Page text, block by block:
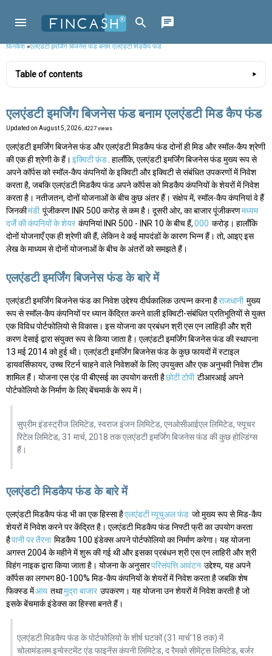
फिनकैश»एलएंडटी इमर्जिंग बिजनेस फंड बनाम एलएंडटी मिडकैप फंड
Table of contents
एलएंडटी इमर्जिंग बिजनेस फंड बनाम एलएंडटी मिड कैप फंड
Updated on August 5, 2026 , 4227 views
एलएंडटी इमर्जिंग बिजनेस फंड और एलएंडटी मिडकैप फंड दोनों ही मिड और स्मॉल-कैप श्रेणी
की एक ही श्रेणी के हैं। इक्विटी फ़ंड. हालाँकि, एलएंडटी इमर्जिंग बिजनेस फंड मुख्य रूप से
अपने कॉर्पस को स्मॉल-कैप कंपनियों के इक्विटी और इक्विटी से संबंधित उपकरणों में निवेश
करता है, जबकि एलएंडटी मिडकैप फंड अपने कॉर्पस को मिडकैप कंपनियों के शेयरों में निवेश
करता है। नतीजतन, दोनों योजनाओं के बीच कुछ अंतर हैं। संक्षेप में, स्मॉल-कैप कंपनियां वे हैं
जिनकीमंडी पूंजीकरण INR 500 करोड़ से कम है। दूसरी ओर, का बाजार पूंजीकरणमध्यम
दर्जे की कंपनियों के शेयर कंपनियां INR 500 - INR 10 के बीच हैं,000 करोड़। हालाँकि
दोनों योजनाएँ एक ही श्रेणी की हैं, लेकिन वे कई मापदंडों के कारण भिन्न हैं। तो, आइए इस
लेख के माध्यम से दोनों योजनाओं के बीच के अंतरों को समझते हैं।
एलएंडटी इमर्जिंग बिजनेस फंड के बारे में
एलएंडटी इमर्जिंग बिजनेस फंड का निवेश उद्देश्य दीर्घकालिक उत्पन्न करना हैराजधानी मुख्य
रूप से स्मॉल-कैप कंपनियों पर ध्यान केंद्रित करने वाली इक्विटी-संबंधित प्रतिभूतियों से युक्त
एक विविध पोर्टफोलियो से विकास। इस योजना का प्रबंधन श्री एस एन लाहिड़ी और श्री
करण देसाई द्वारा संयुक्त रूप से किया जाता है। एलएंडटी इमर्जिंग बिजनेस फंड की स्थापना
13 मई 2014 को हुई थी। एलएंडटी इमर्जिंग बिजनेस फंड के कुछ फायदों में स्टाइल
डायवर्सिफायर, उच्च रिटर्न चाहने वाले निवेशकों के लिए उपयुक्त और एक अनुभवी निवेश टीम
शामिल हैं। योजना एस एंड पी बीएसई का उपयोग करती हैछोटी टोपी टीआरआई अपने
पोर्टफोलियो के निर्माण के लिए बेंचमार्क के रूप में।
सुप्रीम इंडस्ट्रीज लिमिटेड, स्वराज इंजन लिमिटेड, एनओसीआईएल लिमिटेड, फ्यूचर
रिटेल लिमिटेड, 31 मार्च, 2018 तक एलएंडटी इमर्जिंग बिजनेस फंड की कुछ होल्डिंग्स
हैं।
एलएंडटी मिडकैप फंड के बारे में
एलएंडटी मिडकैप फंड भी का एक हिस्सा हैएलएंडटी म्यूचुअल फंड जो मुख्य रूप से मिड-कैप
शेयरों में निवेश करने पर केंद्रित है। एलएंडटी मिडकैप फंड निफ्टी फ्री का उपयोग करता
हैपानी पर तैरना मिडकैप 100 इंडेक्स अपने पोर्टफोलियो का निर्माण करेगा। यह योजना
अगस्त 2004 के महीने में शुरू की गई थी और इसका प्रबंधन श्री एस एन लाहिरी और श्री
विहंग नाइक द्वारा किया जाता है। योजना के अनुसारपरिसंपत्ति आवंटन उद्देश्य, यह अपने
कॉर्पस का लगभग 80-100% मिड-कैप कंपनियों के शेयरों में निवेश करता है जबकि शेष
फिक्स्ड मेंआय तथामुद्रा बाजार उपकरण। यह योजना उन शेयरों में निवेश करती है जो
इसके बेंचमार्क इंडेक्स का हिस्सा बनते हैं।
एलएंडटी मिडकैप फंड के पोर्टफोलियो के शीर्ष घटकों (31 मार्च'18 तक) में
चोलामंडलम इन्वेस्टमेंट एंड फाइनेंस कंपनी लिमिटेड, द रैमको सीमेंट्स लिमिटेड, बर्जर